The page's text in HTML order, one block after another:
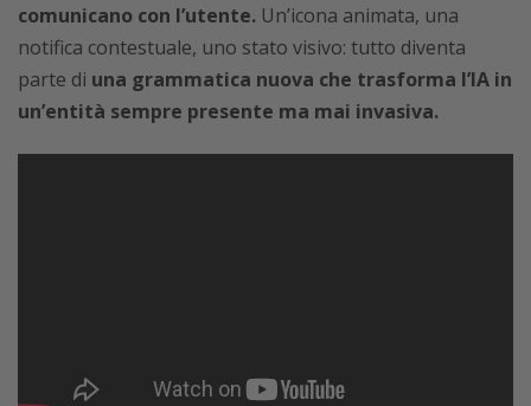
comunicano con l’utente. Un’icona animata, una
notifica contestuale, uno stato visivo: tutto diventa
parte di una grammatica nuova che trasforma l’IA in
un’entità sempre presente ma mai invasiva.